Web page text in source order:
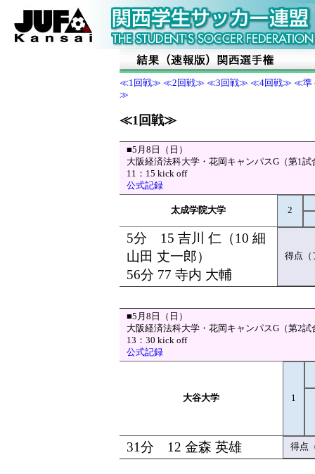
≪1回戦≫ ≪2回戦≫ ≪3回戦≫ ≪4回戦≫ ≪準
≫
≪1回戦≫
■5月8日（日）
大阪経済法科大学・花岡キャンパスG（第1試
11：15 kick off
公式記録
太成学院大学 2
5分 15 吉川 仁（10 細
山田 丈一郎）
56分 77 寺内 大輔
得点（
■5月8日（日）
大阪経済法科大学・花岡キャンパスG（第2試
13：30 kick off
公式記録
大谷大学 1
31分 12 金森 英雄 得点